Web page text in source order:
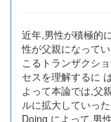
近年,男性が積極的
性が父親になって
こるトランザクシ
セスを理解するに
よって本論では,父
ルに拡大していっ
Doing によって,男